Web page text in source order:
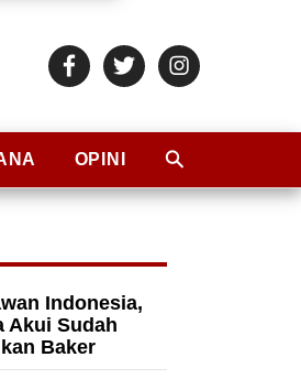
OPINI
Indonesia,
Akui Sudah
Baker